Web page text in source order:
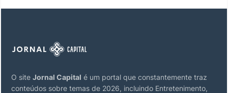
O site Jornal Capital é um portal que constantemente traz
conteúdos sobre temas de 2026, incluindo Entretenimento,